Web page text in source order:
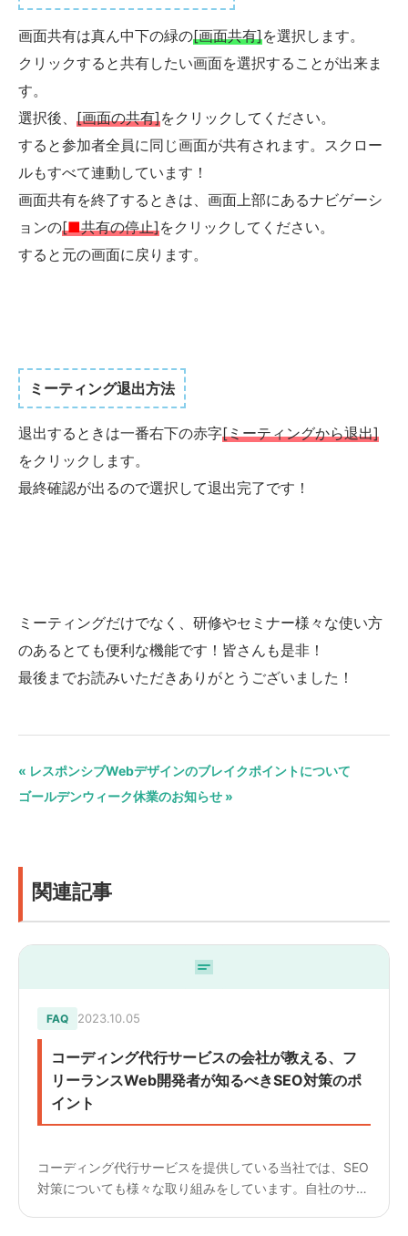
画面共有は真ん中下の緑の[画面共有]を選択します。
クリックすると共有したい画面を選択することが出来ま
す。
選択後、 [画面の共有]をクリックしてください。
すると参加者全員に同じ画面が共有されます。スクロー
ルもすべて連動しています！
画面共有を終了するときは、画面上部にあるナビゲーシ
ョンの[■共有の停止]をクリックしてください。
すると元の画面に戻ります。
ミーティング退出方法
退出するときは一番右下の赤字[ミーティングから退出]
をクリックします。
最終確認が出るので選択して退出完了です！
ミーティングだけでなく、研修やセミナー様々な使い方
のあるとても便利な機能です！皆さんも是非！
最後までお読みいただきありがとうございました！
« レスポンシブWebデザインのブレイクポイントについて
ゴールデンウィーク休業のお知らせ »
関連記事
FAQ 2023.10.05
コーディング代行サービスの会社が教える、フ
リーランスWeb開発者が知るべきSEO対策のポ
イント
コーディング代行サービスを提供している当社では、SEO
対策についても様々な取り組みをしています。自社のサー